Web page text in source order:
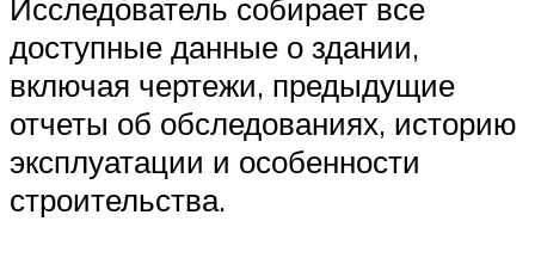
Исследователь собирает все
доступные данные о здании,
включая чертежи, предыдущие
отчеты об обследованиях, историю
эксплуатации и особенности
строительства.